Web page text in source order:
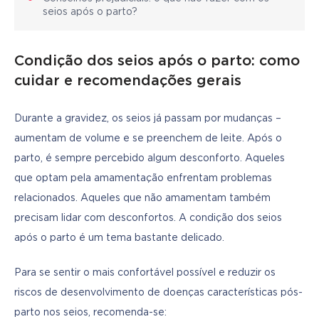
seios após o parto?
Condição dos seios após o parto: como
cuidar e recomendações gerais
Durante a gravidez, os seios já passam por mudanças –
aumentam de volume e se preenchem de leite. Após o
parto, é sempre percebido algum desconforto. Aqueles
que optam pela amamentação enfrentam problemas
relacionados. Aqueles que não amamentam também
precisam lidar com desconfortos. A condição dos seios
após o parto é um tema bastante delicado.
Para se sentir o mais confortável possível e reduzir os
riscos de desenvolvimento de doenças características pós-
parto nos seios, recomenda-se: